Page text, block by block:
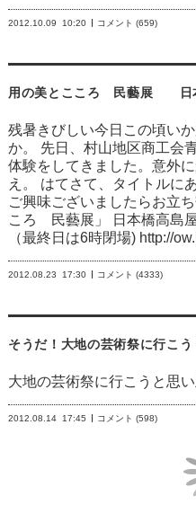
2012.10.09 10:20 コメント (659)
用の美とこころ 民藝展 日
残暑きびしい今日この頃い
か。 先日、村山地区商工会
体験をしてきました。意外
え。 はてさて、タイトルに
ご興味ございましたらお立
ころ 民藝展」 日本橋高島
（最終日は6時閉場) http://
2012.08.23 17:30 コメント (4333)
そうだ！大地の芸術祭に行こう
大地の芸術祭に行こうと思
2012.08.14 17:45 コメント (598)